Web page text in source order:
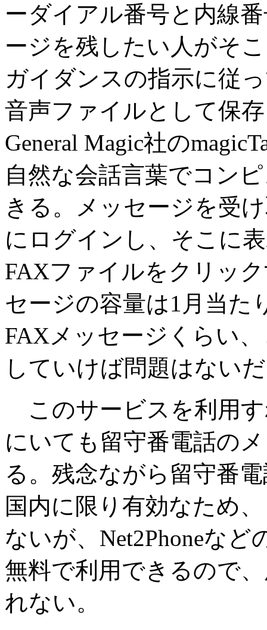
ーダイアル番号と内線
ージを残したい人がそ
ガイダンスの指示に従
音声ファイルとして保
General Magic社の
自然な会話言葉でコン
きる。メッセージを受
にログインし、そこに
FAXファイルをクリッ
セージの容量は1月当た
FAXメッセージくらい
していけば問題はない
このサービスを利用
にいても留守番電話の
る。残念ながら留守番
国内に限り有効なため
ないが、Net2Phoneな
無料で利用できるので
れない。